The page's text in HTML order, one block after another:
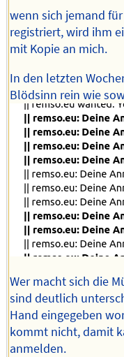
wenn sich jemand
registriert, wird ihm
mit Kopie an mich.
In den letzten
Blödsinn rein wie
Wer macht sich die
sind deutlich
Hand eingegeben
kommt nicht, damit
anmelden.